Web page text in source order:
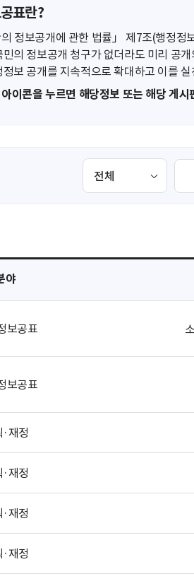
표란?
의 정보공개에 관한 법률」 제7조(행정
민의 정보공개 청구가 없더라도 미리 공
정보 공개를 지속적으로 확대하고 이를
이콘을 누르면 해당정보 또는 해당 게시
검
야
보공표
보공표
재정
재정
재정
재정